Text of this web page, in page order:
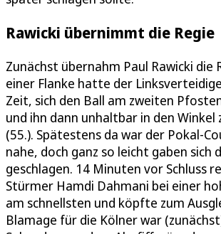
Rawicki übernimmt die Regie
Zunächst übernahm Paul Rawicki die
einer Flanke hatte der
Zeit, sich den Ball am zweiten
und ihn dann unhaltbar in den Winkel
(55.). Spätestens da war der Pokal-
nahe, doch ganz so leicht gaben sich
geschlagen. 14 Minuten vor Schluss
Stürmer Hamdi Dahmani bei einer
am schnellsten und köpfte zum
Blamage für die Kölner war